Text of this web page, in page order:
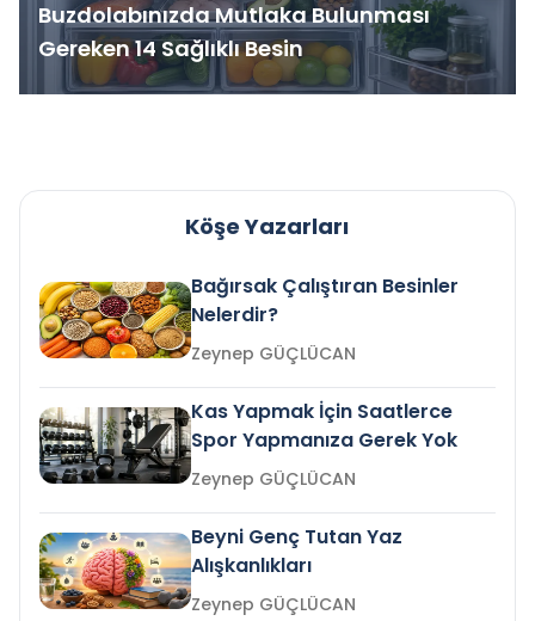
Buzdolabınızda Mutlaka Bulunması
Gereken 14 Sağlıklı Besin
Köşe Yazarları
Bağırsak Çalıştıran Besinler
Nelerdir?
Zeynep GÜÇLÜCAN
Kas Yapmak İçin Saatlerce
Spor Yapmanıza Gerek Yok
Zeynep GÜÇLÜCAN
Beyni Genç Tutan Yaz
Alışkanlıkları
Zeynep GÜÇLÜCAN